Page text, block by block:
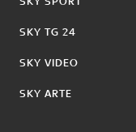
SKY TG 24
SKY VIDEO
SKY ARTE